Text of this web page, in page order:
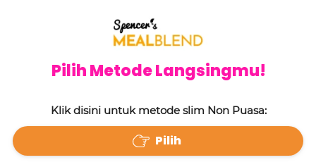
Pilih Metode Langsingmu!
Klik disini untuk metode slim Non Puasa:
` Pilih